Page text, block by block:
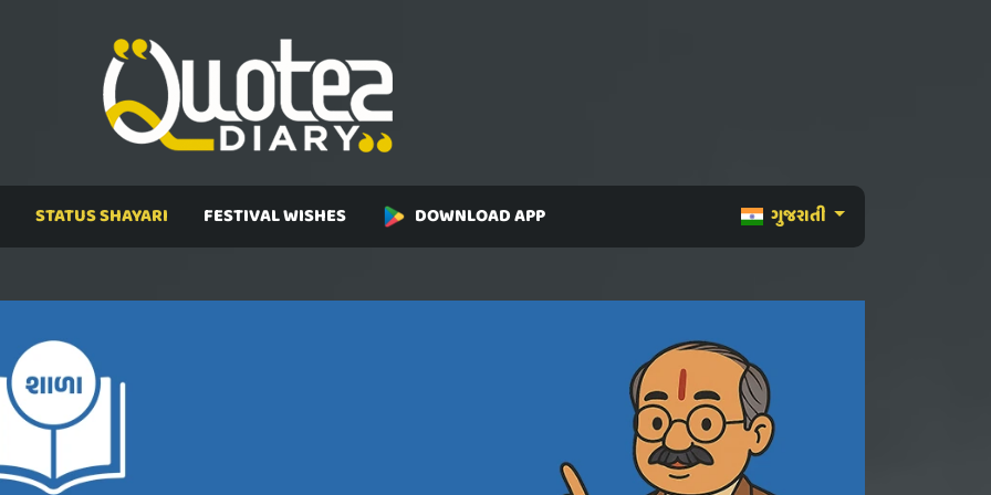
ગુજરાતી
STATUS SHAYARI FESTIVAL WISHES DOWNLOAD APP